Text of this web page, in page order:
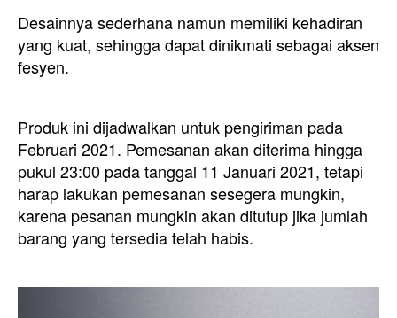
Desainnya sederhana namun memiliki kehadiran
yang kuat, sehingga dapat dinikmati sebagai aksen
fesyen.
Produk ini dijadwalkan untuk pengiriman pada
Februari 2021. Pemesanan akan diterima hingga
pukul 23:00 pada tanggal 11 Januari 2021, tetapi
harap lakukan pemesanan sesegera mungkin,
karena pesanan mungkin akan ditutup jika jumlah
barang yang tersedia telah habis.